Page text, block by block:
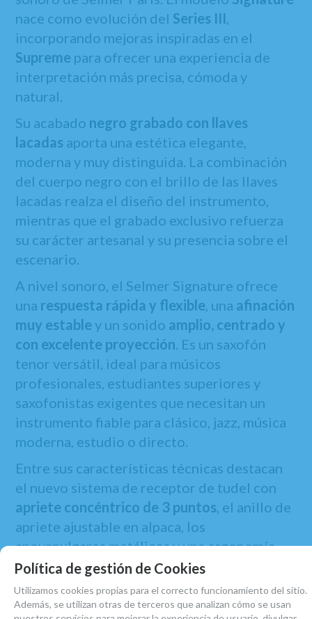
nace como evolución del Series III,
incorporando mejoras inspiradas en el
Supreme para ofrecer una experiencia de
interpretación más precisa, cómoda y
natural.
Su acabado negro grabado con llaves
lacadas aporta una estética elegante,
moderna y muy distinguida. La combinación
del cuerpo negro con el brillo de las llaves
lacadas realza el diseño del instrumento,
mientras que el grabado exclusivo refuerza
su carácter artesanal y su presencia sobre el
escenario.
A nivel sonoro, el Selmer Signature ofrece
una respuesta rápida y flexible, una afinación
muy estable y un sonido amplio, centrado y
con excelente proyección. Es un saxofón
tenor versátil, ideal para músicos
profesionales, estudiantes superiores y
saxofonistas exigentes que necesitan un
instrumento fiable para clásico, jazz, música
moderna, estudio o directo.
Entre sus características técnicas destacan
el nuevo sistema de receptor de tudel con
apriete concéntrico de 3 puntos, el anillo de
apriete ajustable en alpaca, los
apoyapulgares metálicos y una ergonomía
optimizada que favorece una digitación
fluida, cómoda y natural.
Incluyeboquilla Selmer Concept, estuche
Política de gestión de Cookies
Utilizamos cookies propias para el correcto funcionamiento del sitio.
Además, se utilizan otras de terceros que analizan cómo se usan